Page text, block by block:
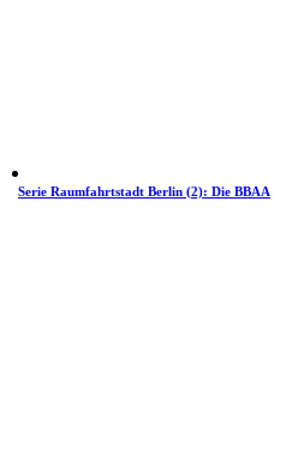
Serie Raumfahrtstadt Berlin (2): Die BBAA